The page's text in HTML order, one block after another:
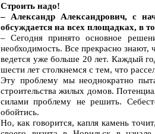
Строить надо!
– Александр Александрович, с
обсуждается на всех площадках, в
– Сегодня принято основное
необходимость. Все прекрасно
ведется уже больше 20 лет. Каждый
шести лет столкнемся с тем, что
Эту проблему мы неоднократно
строительства жилых домов.
силами проблему не решить.
обойтись.
Но, как говорится, капля камень